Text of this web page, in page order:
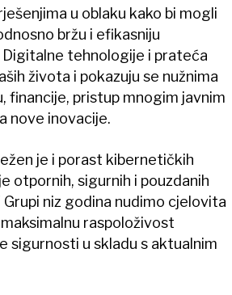
u oblaku kako bi mogli
bržu i efikasniju
Digitalne tehnologije i prateća
života i pokazuju se nužnima
financije, pristup mnogim javnim
nove inovacije.
je i porast kibernetičkih
otpornih, sigurnih i pouzdanih
niz godina nudimo cjelovita
raspoloživost
sigurnosti u skladu s aktualnim